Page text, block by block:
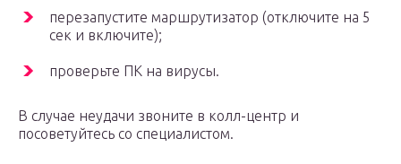
перезапустите маршрутизатор (отключите на 5
сек и включите);
проверьте ПК на вирусы.
В случае неудачи звоните в колл-центр и
посоветуйтесь со специалистом.